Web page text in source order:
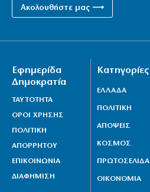
Ακολουθήστε μας ⟶
Εφημερίδα
Δημοκρατία
ΤΑΥΤΟΤΗΤΑ
ΟΡΟΙ ΧΡΗΣΗΣ
ΠΟΛΙΤΙΚΗ
ΑΠΟΡΡΗΤΟΥ
ΕΠΙΚΟΙΝΩΝΙΑ
ΔΙΑΦΗΜΙΣΗ
Κατηγορίες
ΕΛΛΑΔΑ
ΠΟΛΙΤΙΚΗ
ΑΠΟΨΕΙΣ
ΚΟΣΜΟΣ
ΠΡΩΤΟΣΕΛΙΔΑ
ΟΙΚΟΝΟΜΙΑ